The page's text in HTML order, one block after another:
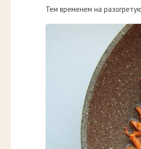
Тем временем на